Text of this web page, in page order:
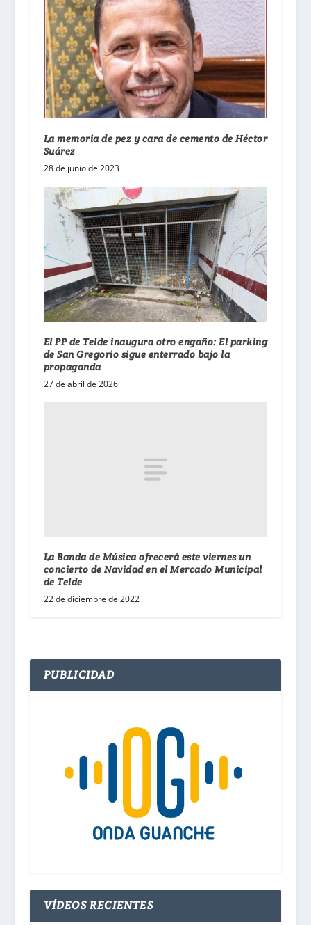
La memoria de pez y cara de cemento de Héctor
Suárez
28 de junio de 2023
El PP de Telde inaugura otro engaño: El parking
de San Gregorio sigue enterrado bajo la
propaganda
27 de abril de 2026
La Banda de Música ofrecerá este viernes un
concierto de Navidad en el Mercado Municipal
de Telde
22 de diciembre de 2022
PUBLICIDAD
VÍDEOS RECIENTES